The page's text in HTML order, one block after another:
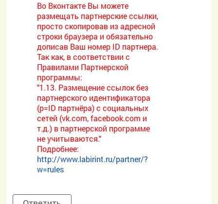
Во Вконтакте Вы можете
размещать партнерские ссылки,
просто скопировав из адресной
строки браузера и обязательно
дописав Ваш номер ID партнера.
Так как, в соответствии с
Правилами Партнерской
программы:
"1.13. Размещение ссылок без
партнерского идентификатора
(p=ID партнёра) с социальных
сетей (vk.com, facebook.com и
т.д.) в партнерской программе
не учитываются."
Подробнее:
http://www.labirint.ru/partner/?
w=rules